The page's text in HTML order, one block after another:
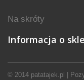
© 2014 patatajek.pl
Na skróty
Informacja o